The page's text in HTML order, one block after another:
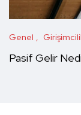
Genel
Pasif Gelir